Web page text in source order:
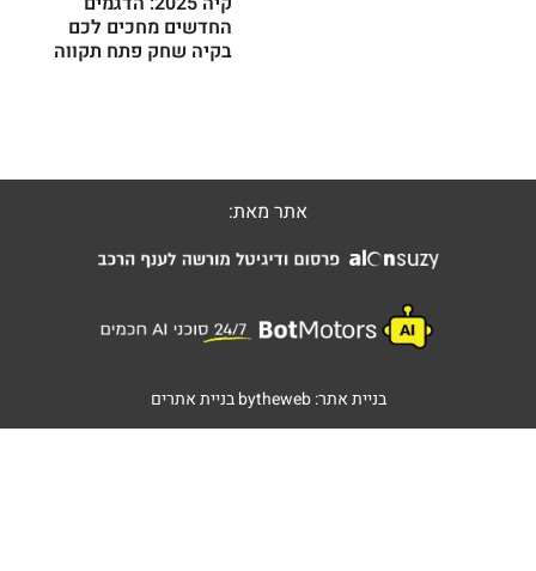
החדשים מחכים לכם
בקיה שחק פתח תקווה
אתר מאת:
בניית אתר:bytheweb בניית אתרים